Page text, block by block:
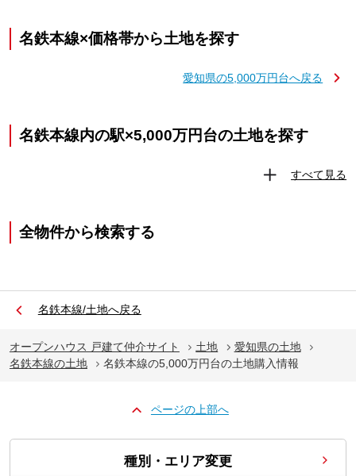
名鉄本線×価格帯から土地を探す
愛知県の5,000万円台へ戻る
名鉄本線内の駅×5,000万円台の土地を探す
すべて見る
全物件から検索する
名鉄本線/土地へ戻る
オープンハウス 戸建て仲介サイト 土地
愛知県の土地
名鉄本線の土地
名鉄本線の5,000万円台の土地購入情報
ページの上部へ
種別・エリア変更